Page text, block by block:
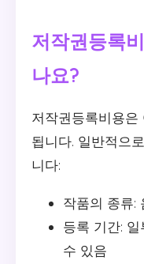
저작권등록
나요?
저작권등록비용은
됩니다. 일반적으
니다:
작품의 종류:
등록 기간:
수 있음